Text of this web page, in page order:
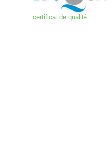
certificat de qualité